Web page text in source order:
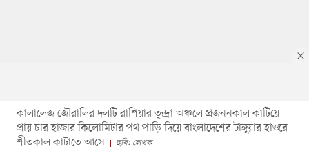
কালালেজ জৌরালির দলটি রাশিয়ার তুন্দ্রা অঞ্চলে প্রজননকাল কাটিয়ে
প্রায় চার হাজার কিলোমিটার পথ পাড়ি দিয়ে বাংলাদেশের টাঙ্গুয়ার হাওরে
শীতকাল কাটাতে আসে
ছবি: লেখক